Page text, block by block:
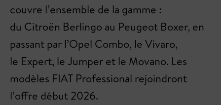
couvre l’ensemble de la gamme :
du Citroën Berlingo au Peugeot Boxer, en
passant par l’Opel Combo, le Vivaro,
le Expert, le Jumper et le Movano. Les
modèles FIAT Professional rejoindront
l’offre début 2026.